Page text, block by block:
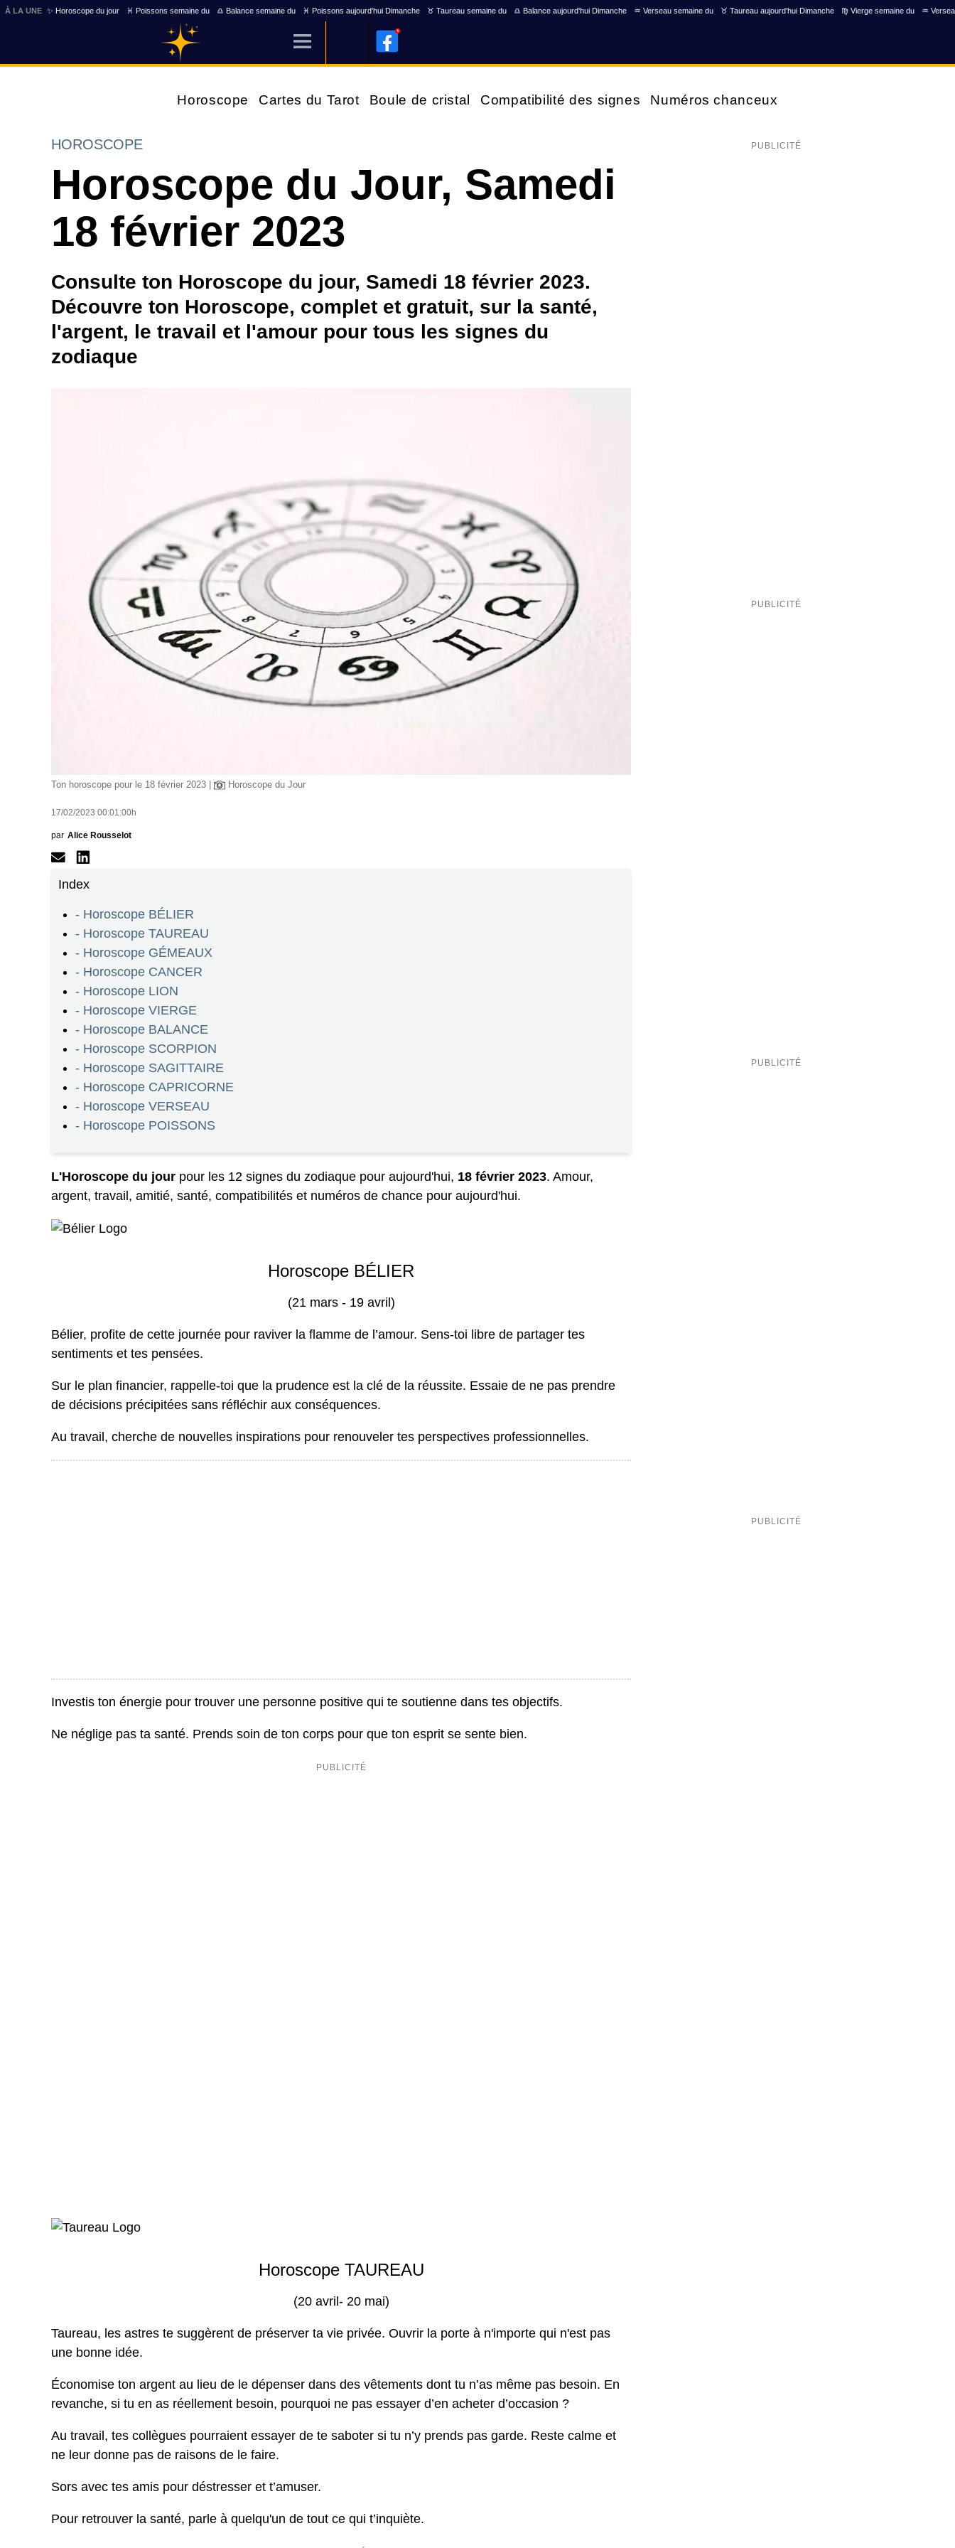
À LA UNE ✨ Horoscope du jour ♓ Poissons semaine du ♎ Balance semaine du ♓ Poissons aujourd'hui Dimanche ♉ Taureau semaine du ♎ Balance aujourd'hui Dimanche ♒ Verseau semaine du ♉ Taureau aujourd'hui Dimanche ♍ Vierge semaine du ♒
Horoscope Cartes du Tarot Boule de cristal Compatibilité des signes Numéros chanceux
HOROSCOPE
Horoscope du Jour, Samedi
18 février 2023
Consulte ton Horoscope du jour, Samedi 18 février 2023.
Découvre ton Horoscope, complet et gratuit, sur la santé,
l'argent, le travail et l'amour pour tous les signes du
zodiaque
Ton horoscope pour le 18 février 2023 | Horoscope du Jour
17/02/2023 00:01:00h
par Alice Rousselot
Index
- Horoscope BÉLIER
- Horoscope TAUREAU
- Horoscope GÉMEAUX
- Horoscope CANCER
- Horoscope LION
- Horoscope VIERGE
- Horoscope BALANCE
- Horoscope SCORPION
- Horoscope SAGITTAIRE
- Horoscope CAPRICORNE
- Horoscope VERSEAU
- Horoscope POISSONS
L'Horoscope du jour pour les 12 signes du zodiaque pour aujourd'hui, 18 février 2023. Amour,
argent, travail, amitié, santé, compatibilités et numéros de chance pour aujourd'hui.
Horoscope BÉLIER
(21 mars - 19 avril)
Bélier, profite de cette journée pour raviver la flamme de l’amour. Sens-toi libre de partager tes
sentiments et tes pensées.
Sur le plan financier, rappelle-toi que la prudence est la clé de la réussite. Essaie de ne pas prendre
de décisions précipitées sans réfléchir aux conséquences.
Au travail, cherche de nouvelles inspirations pour renouveler tes perspectives professionnelles.
Investis ton énergie pour trouver une personne positive qui te soutienne dans tes objectifs.
Ne néglige pas ta santé. Prends soin de ton corps pour que ton esprit se sente bien.
Horoscope TAUREAU
(20 avril- 20 mai)
Taureau, les astres te suggèrent de préserver ta vie privée. Ouvrir la porte à n'importe qui n'est pas
une bonne idée.
Économise ton argent au lieu de le dépenser dans des vêtements dont tu n’as même pas besoin. En
revanche, si tu en as réellement besoin, pourquoi ne pas essayer d’en acheter d’occasion ?
Au travail, tes collègues pourraient essayer de te saboter si tu n’y prends pas garde. Reste calme et
ne leur donne pas de raisons de le faire.
Sors avec tes amis pour déstresser et t’amuser.
Pour retrouver la santé, parle à quelqu'un de tout ce qui t’inquiète.